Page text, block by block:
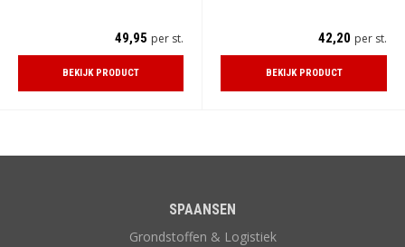
49,95 per st.
BEKIJK PRODUCT
42,20 per st.
BEKIJK PRODUCT
SPAANSEN
Grondstoffen & Logistiek